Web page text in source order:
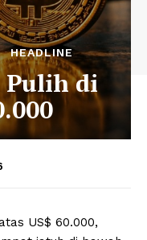
HEADLINE
Pulih di
US$ 60.000,